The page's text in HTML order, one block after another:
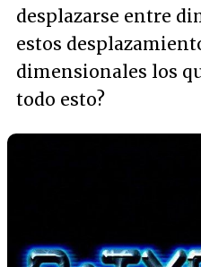
desplazarse entre
estos
dimensionales los
todo esto?